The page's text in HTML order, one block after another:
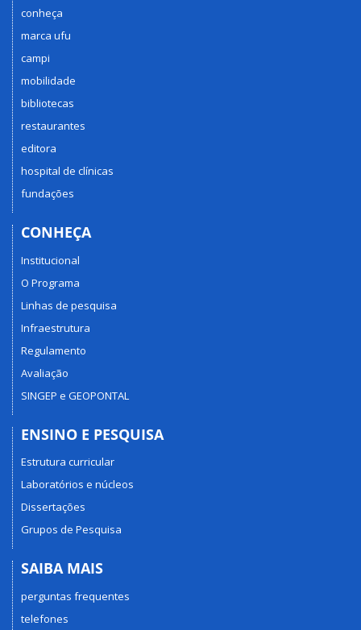
conheça
marca ufu
campi
mobilidade
bibliotecas
restaurantes
editora
hospital de clínicas
fundações
CONHEÇA
Institucional
O Programa
Linhas de pesquisa
Infraestrutura
Regulamento
Avaliação
SINGEP e GEOPONTAL
ENSINO E PESQUISA
Estrutura curricular
Laboratórios e núcleos
Dissertações
Grupos de Pesquisa
SAIBA MAIS
perguntas frequentes
telefones